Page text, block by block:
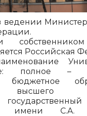
ведении
Российская
полное –
бюджетное
высшего
имени С.А.